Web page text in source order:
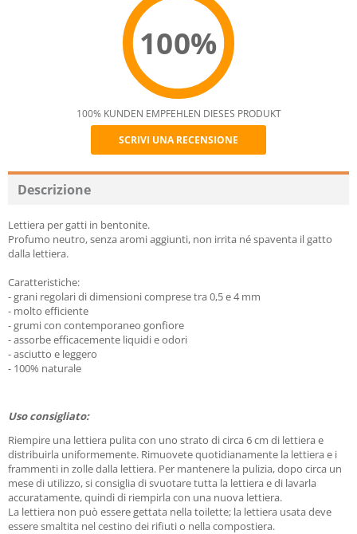
100%
Recommend
100% KUNDEN EMPFEHLEN DIESES PRODUKT
SCRIVI UNA RECENSIONE
Descrizione
Lettiera per gatti in bentonite.
Profumo neutro, senza aromi aggiunti, non irrita né spaventa il gatto
dalla lettiera.
Caratteristiche:
- grani regolari di dimensioni comprese tra 0,5 e 4 mm
- molto efficiente
- grumi con contemporaneo gonfiore
- assorbe efficacemente liquidi e odori
- asciutto e leggero
- 100% naturale
Uso consigliato:
Riempire una lettiera pulita con uno strato di circa 6 cm di lettiera e
distribuirla uniformemente. Rimuovete quotidianamente la lettiera e i
frammenti in zolle dalla lettiera. Per mantenere la pulizia, dopo circa un
mese di utilizzo, si consiglia di svuotare tutta la lettiera e di lavarla
accuratamente, quindi di riempirla con una nuova lettiera.
La lettiera non può essere gettata nella toilette; la lettiera usata deve
essere smaltita nel cestino dei rifiuti o nella compostiera.